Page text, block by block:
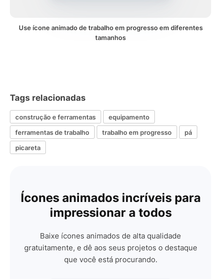
Use ícone animado de trabalho em progresso em diferentes
tamanhos
Tags relacionadas
construção e ferramentas
equipamento
ferramentas de trabalho
trabalho em progresso
pá
picareta
Ícones animados incríveis para
impressionar a todos
Baixe ícones animados de alta qualidade
gratuitamente, e dê aos seus projetos o destaque
que você está procurando.